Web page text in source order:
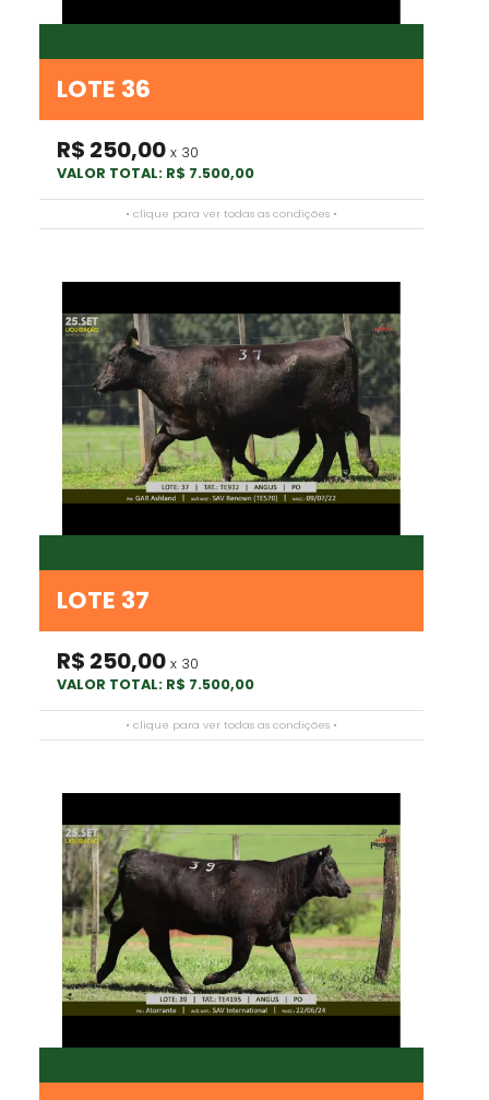
LOTE 36
R$ 250,00 x 30
VALOR TOTAL: R$ 7.500,00
• clique para ver todas as condições •
LOTE 37
R$ 250,00 x 30
VALOR TOTAL: R$ 7.500,00
• clique para ver todas as condições •